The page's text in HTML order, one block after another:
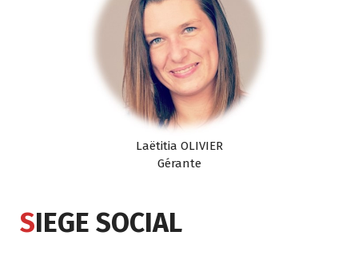
Laëtitia OLIVIER
Gérante
SIEGE SOCIAL